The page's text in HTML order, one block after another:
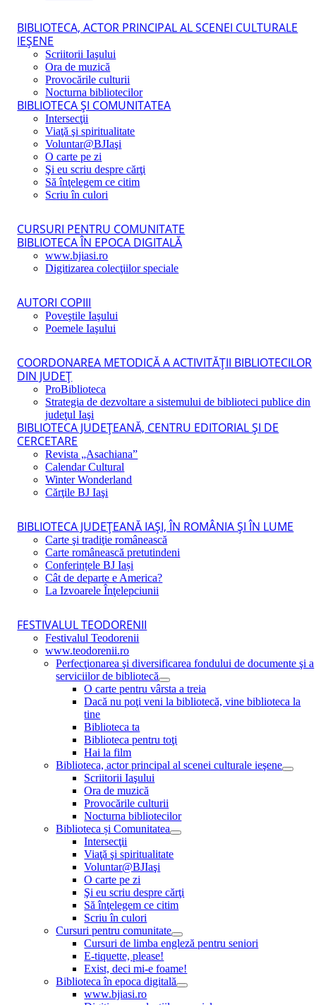
BIBLIOTECA, ACTOR PRINCIPAL AL SCENEI CULTURALE
IEŞENE
Scriitorii Iaşului
Ora de muzică
Provocările culturii
Nocturna bibliotecilor
BIBLIOTECA ŞI COMUNITATEA
Intersecţii
Viaţă şi spiritualitate
Voluntar@BJIaşi
O carte pe zi
Şi eu scriu despre cărţi
Să înţelegem ce citim
Scriu în culori
CURSURI PENTRU COMUNITATE
BIBLIOTECA ÎN EPOCA DIGITALĂ
www.bjiasi.ro
Digitizarea colecţiilor speciale
AUTORI COPIII
Poveştile Iaşului
Poemele Iaşului
COORDONAREA METODICĂ A ACTIVITĂŢII BIBLIOTECILOR
DIN JUDEŢ
ProBiblioteca
Strategia de dezvoltare a sistemului de biblioteci publice din
judeţul Iaşi
BIBLIOTECA JUDEŢEANĂ, CENTRU EDITORIAL ŞI DE
CERCETARE
Revista „Asachiana”
Calendar Cultural
Winter Wonderland
Cărţile BJ Iaşi
BIBLIOTECA JUDEŢEANĂ IAŞI, ÎN ROMÂNIA ŞI ÎN LUME
Carte şi tradiţie românească
Carte românească pretutindeni
Conferințele BJ Iași
Cât de departe e America?
La Izvoarele Înţelepciunii
FESTIVALUL TEODORENII
Festivalul Teodorenii
www.teodorenii.ro
Perfecţionarea şi diversificarea fondului de documente şi a
serviciilor de bibliotecă
O carte pentru vârsta a treia
Dacă nu poţi veni la bibliotecă, vine biblioteca la
tine
Biblioteca ta
Biblioteca pentru toţi
Hai la film
Biblioteca, actor principal al scenei culturale ieşene
Scriitorii Iaşului
Ora de muzică
Provocările culturii
Nocturna bibliotecilor
Biblioteca și Comunitatea
Intersecţii
Viaţă şi spiritualitate
Voluntar@BJIaşi
O carte pe zi
Şi eu scriu despre cărţi
Să înţelegem ce citim
Scriu în culori
Cursuri pentru comunitate
Cursuri de limba engleză pentru seniori
E-tiquette, please!
Exist, deci mi-e foame!
Biblioteca în epoca digitală
www.bjiasi.ro